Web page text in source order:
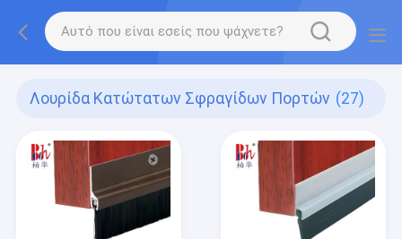
Λουρίδα Κατώτατων Σφραγίδων Πορτών (27)